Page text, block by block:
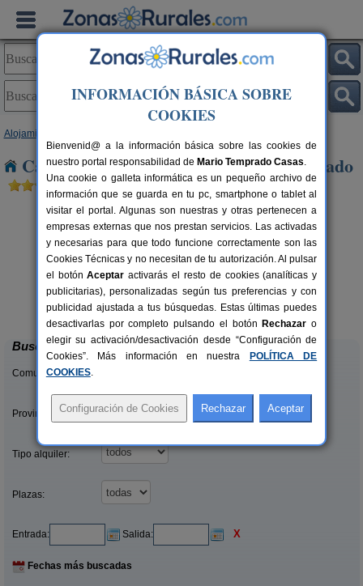
Alojamientos
Casas Rurales cerca de Escalona del Prado
10-20+3 pers.
desde55 €
Caserío Las Cañadas
Muñopedro (Segovia)
Buscar
Comunidades:
Provincias/Islas:
Tipo alquiler:
Plazas:
Entrada: Salida: X
Fechas más buscadas
INFORMACIÓN BÁSICA SOBRE
COOKIES
Bienvenid@ a la información básica sobre las cookies de
nuestro portal responsabilidad de Mario Temprado Casas.
Una cookie o galleta informática es un pequeño archivo de
información que se guarda en tu pc, smartphone o tablet al
visitar el portal. Algunas son nuestras y otras pertenecen a
empresas externas que nos prestan servicios. Las activadas
y necesarias para que todo funcione correctamente son las
Cookies Técnicas y no necesitan de tu autorización. Al pulsar
el botónAceptar activarás el resto de cookies (analíticas y
publicitarias), personalizadas según tus preferencias y con
publicidad ajustada a tus búsquedas. Estas últimas puedes
desactivarlas por completo pulsando el botón Rechazar o
elegir su activación/desactivación desde “Configuración de
Cookies”. Más información en nuestra
POLÍTICA DE
COOKIES.